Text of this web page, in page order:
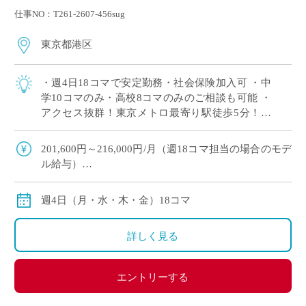
仕事NO：T261-2607-456sug
東京都港区
・週4日18コマで安定勤務・社会保険加入可 ・中
学10コマのみ・高校8コマのみのご相談も可能 ・
アクセス抜群！東京メトロ最寄り駅徒歩5分！そ
落ち着いた教育環境 ・9月スタート […]
201,600円～216,000円/月（週18コマ担当の場合のモデ
ル給与）
※12月や年明けも月額固定で安定収入
週4日（月・水・木・金）18コマ
詳しく見る
エントリーする